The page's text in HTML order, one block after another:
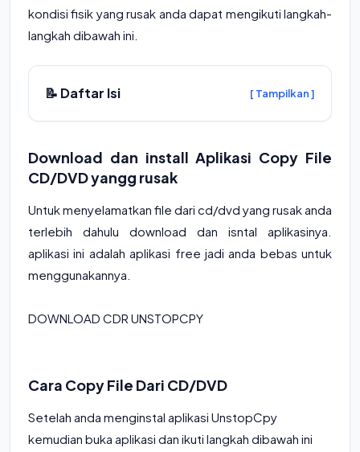
kondisi fisik yang rusak anda dapat mengikuti langkah-
langkah dibawah ini.
📝 Daftar Isi [ Tampilkan ]
Download dan install Aplikasi Copy File
CD/DVD yangg rusak
Untuk menyelamatkan file dari cd/dvd yang rusak anda
terlebih dahulu download dan isntal aplikasinya.
aplikasi ini adalah aplikasi free jadi anda bebas untuk
menggunakannya.
DOWNLOAD CDR UNSTOPCPY
Cara Copy File Dari CD/DVD
Setelah anda menginstal aplikasi UnstopCpy
kemudian buka aplikasi dan ikuti langkah dibawah ini